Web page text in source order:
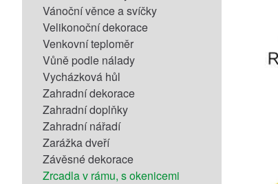
Vánoční věnce a svíčky
Velikonoční dekorace
Venkovní teploměr
Vůně podle nálady
Vycházková hůl
Zahradní dekorace
Zahradní doplňky
Zahradní nářadí
Zarážka dveří
Závěsné dekorace
Zrcadla v rámu, s okenicemi